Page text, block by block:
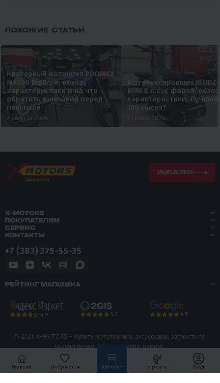
ПОХОЖИЕ СТАТЬИ
Кроссовый мотоцикл PROMAX
MX300 BigBore: обзор,
характеристики и на что
обратить внимание перед
покупкой
7 августа 2026
Мотобуксировщик
MINI 8 л.с. с фарой:
характеристики. Лучший
100 тысяч?
31 июля 2026
ЗАДАТЬ ВОПРОС
X-MOTORS
ПОКУПАТЕЛЯМ
СЕРВИС
КОНТАКТЫ
+7 (383) 375-55-35
РЕЙТИНГ МАГАЗИНА
4.9 5.0 4.9
© 2026 X-MOTORS - Купить мототехнику, аксессуары, запчасти по
низким ценам. Обслуживание, ремонт.
Политика конфиденциальности
Главная Вход
Избранное Каталог Корзина